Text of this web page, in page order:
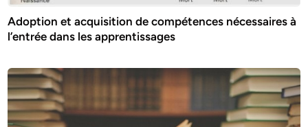
Adoption et acquisition de compétences nécessaires à
l’entrée dans les apprentissages